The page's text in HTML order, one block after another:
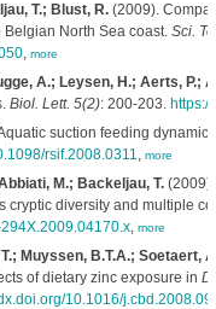
T.; Blust, R.(2009).
North Sea coast. Sci.
, more
A.; Leysen, H.; Aerts, P.;
Biol. Lett. 5(2): 200-203.
suction feeding
rsif.2008.0311, more
M.; Backeljau, T.(2009).
diversity and multiple
, more
Muyssen, B.T.A.; Soetaert,
of dietary zinc exposure in
10.1016/